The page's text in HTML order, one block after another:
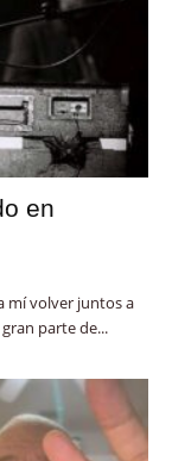
en
mí volver juntos a
parte de...